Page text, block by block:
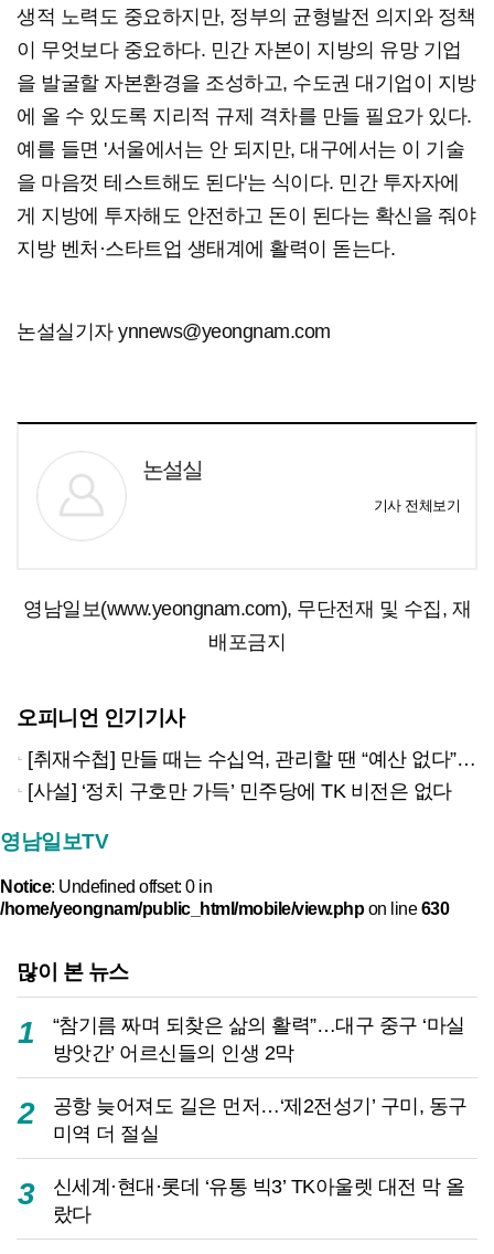
생적 노력도 중요하지만, 정부의 균형발전 의지와 정책
이 무엇보다 중요하다. 민간 자본이 지방의 유망 기업
을 발굴할 자본환경을 조성하고, 수도권 대기업이 지방
에 올 수 있도록 지리적 규제 격차를 만들 필요가 있다.
예를 들면 '서울에서는 안 되지만, 대구에서는 이 기술
을 마음껏 테스트해도 된다'는 식이다. 민간 투자자에
게 지방에 투자해도 안전하고 돈이 된다는 확신을 줘야
지방 벤처·스타트업 생태계에 활력이 돋는다.
논설실기자 ynnews@yeongnam.com
논설실
기사 전체보기
영남일보(www.yeongnam.com), 무단전재 및 수집, 재
배포금지
오피니언 인기기사
[취재수첩] 만들 때는 수십억, 관리할 땐 “예산 없다”…울릉군, 이제는 시설물 ‘생애관리’에 답해야
[사설] ‘정치 구호만 가득’ 민주당에 TK 비전은 없다
영남일보TV
Notice: Undefined offset: 0 in
/home/yeongnam/public_html/mobile/view.phpon line630
많이 본 뉴스
1
“참기름 짜며 되찾은 삶의 활력”…대구 중구 ‘마실
방앗간’ 어르신들의 인생 2막
2
공항 늦어져도 길은 먼저…‘제2전성기’ 구미, 동구
미역 더 절실
3
신세계·현대·롯데 ‘유통 빅3’ TK아울렛 대전 막 올
랐다